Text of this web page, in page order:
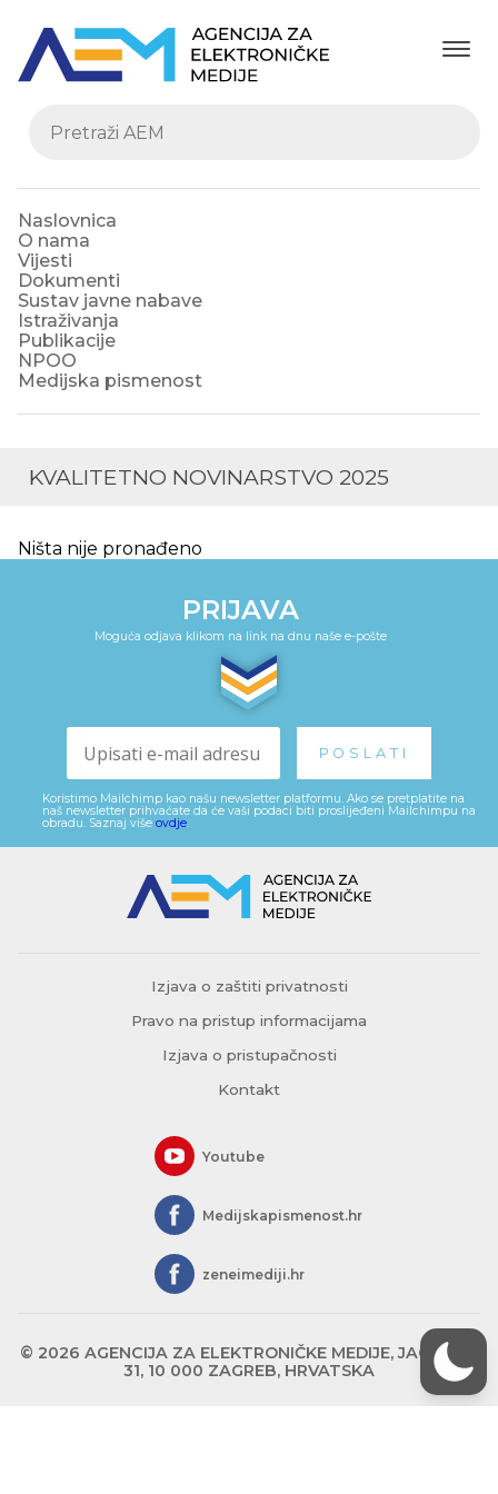
Naslovnica
O nama
Vijesti
Dokumenti
Sustav javne nabave
Istraživanja
Publikacije
NPOO
Medijska pismenost
KVALITETNO NOVINARSTVO 2025
Ništa nije pronađeno
PRIJAVA
Moguća odjava klikom na link na dnu naše e-pošte
Koristimo Mailchimp kao našu newsletter platformu. Ako se pretplatite na
naš newsletter prihvaćate da će vaši podaci biti proslijeđeni Mailchimpu na
obradu. Saznaj više ovdje.
Izjava o zaštiti privatnosti
Pravo na pristup informacijama
Izjava o pristupačnosti
Kontakt
Youtube
Medijskapismenost.hr
zeneimediji.hr
© 2026 AGENCIJA ZA ELEKTRONIČKE MEDIJE, JAGIĆEVA
31, 10 000 ZAGREB, HRVATSKA